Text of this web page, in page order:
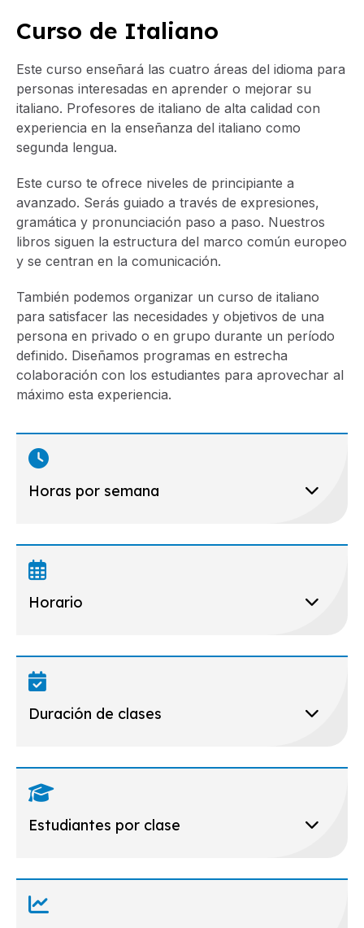
Curso de Italiano
Este curso enseñará las cuatro áreas del idioma para
personas interesadas en aprender o mejorar su
italiano. Profesores de italiano de alta calidad con
experiencia en la enseñanza del italiano como
segunda lengua.
Este curso te ofrece niveles de principiante a
avanzado. Serás guiado a través de expresiones,
gramática y pronunciación paso a paso. Nuestros
libros siguen la estructura del marco común europeo
y se centran en la comunicación.
También podemos organizar un curso de italiano
para satisfacer las necesidades y objetivos de una
persona en privado o en grupo durante un período
definido. Diseñamos programas en estrecha
colaboración con los estudiantes para aprovechar al
máximo esta experiencia.
Horas por semana
Horario
Duración de clases
Estudiantes por clase